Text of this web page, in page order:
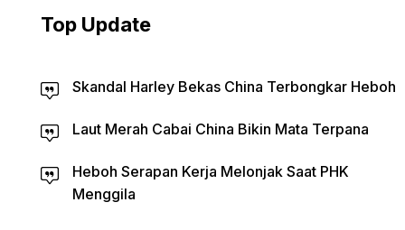
Top Update
Skandal Harley Bekas China Terbongkar Heboh
Laut Merah Cabai China Bikin Mata Terpana
Heboh Serapan Kerja Melonjak Saat PHK
Menggila